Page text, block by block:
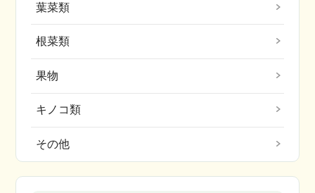
葉菜類
根菜類
果物
キノコ類
その他